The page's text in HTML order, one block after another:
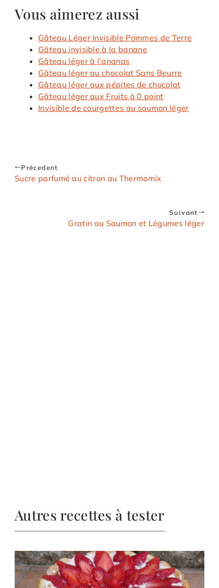
Vous aimerez aussi
Gâteau Léger Invisible Pommes de Terre
Gâteau invisible à la banane
Gâteau léger à l’ananas
Gâteau léger au chocolat Sans Beurre
Gâteau léger aux pépites de chocolat
Gâteau léger aux Fruits à 0 point
Invisible de courgettes au saumon léger
Précedent
Sucre parfumé au citron au Thermomix
Suivant
Gratin au Saumon et Légumes léger
Autres recettes à tester